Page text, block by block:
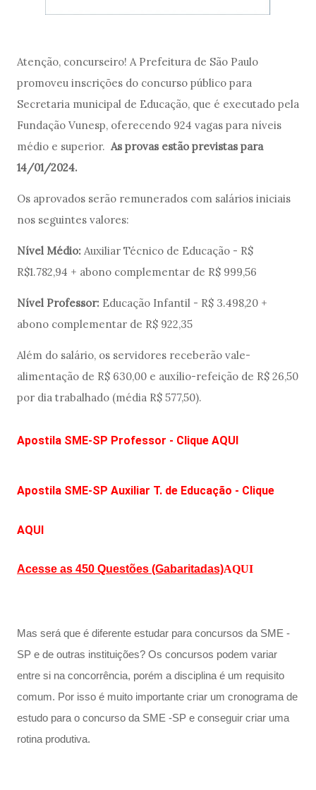
Atenção, concurseiro! A Prefeitura de São Paulo
promoveu inscrições do concurso público para
Secretaria municipal de Educação, que é executado pela
Fundação Vunesp, oferecendo 924 vagas para níveis
médio e superior. As provas estão previstas para
14/01/2024.
Os aprovados serão remunerados com salários iniciais
nos seguintes valores:
Nível Médio: Auxiliar Técnico de Educação - R$
R$1.782,94 + abono complementar de R$ 999,56
Nível Professor: Educação Infantil - R$ 3.498,20 +
abono complementar de R$ 922,35
Além do salário, os servidores receberão vale-
alimentação de R$ 630,00 e auxílio-refeição de R$ 26,50
por dia trabalhado (média R$ 577,50).
Apostila SME-SP Professor - Clique AQUI
Apostila SME-SP Auxiliar T. de Educação - Clique
AQUI
Acesse as 450 Questões (Gabaritadas)AQUI
Mas será que é diferente estudar para concursos da SME -
SP e de outras instituições? Os concursos podem variar
entre si na concorrência, porém a disciplina é um requisito
comum. Por isso é muito importante criar um cronograma de
estudo para o concurso da SME -SP e conseguir criar uma
rotina produtiva.